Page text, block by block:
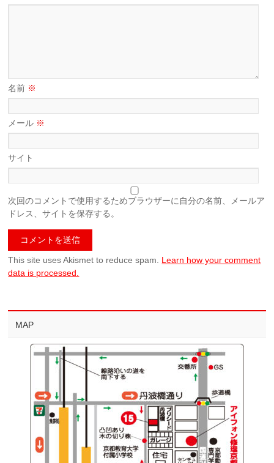
名前 ※
メール ※
サイト
次回のコメントで使用するためブラウザーに自分の名前、メールア
ドレス、サイトを保存する。
This site uses Akismet to reduce spam. Learn how your comment
data is processed.
MAP